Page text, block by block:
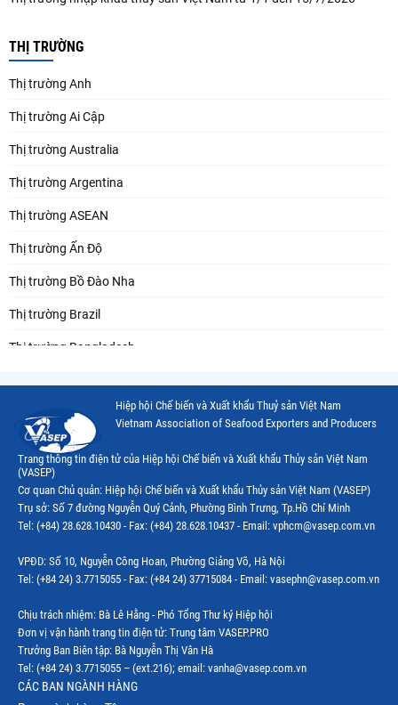
THỊ TRƯỜNG
Thị trường Anh
Thị trường Ai Cập
Thị trường Australia
Thị trường Argentina
Thị trường ASEAN
Thị trường Ấn Độ
Thị trường Bồ Đào Nha
Thị trường Brazil
Thị trường Bangladesh
Thị trường Canada
Thị trường Ecuador
Thị trường EU
Thị trường Indonesia
Thị trường Mỹ
Thị trường Nga
Thị trường Hàn Quốc
Thị trường Nhật Bản
Hiệp hội Chế biến và Xuất khẩu Thuỷ sản Việt Nam
Vietnam Association of Seafood Exporters and Producers
Trang thông tin điện tử của Hiệp hội Chế biến và Xuất khẩu Thủy sản Việt Nam
(VASEP)
Cơ quan Chủ quản: Hiệp hội Chế biến và Xuất khẩu Thủy sản Việt Nam (VASEP)
Trụ sở: Số 7 đường Nguyễn Quý Cảnh, Phường Bình Trưng, Tp.Hồ Chí Minh
Tel: (+84) 28.628.10430 - Fax: (+84) 28.628.10437 - Email: vphcm@vasep.com.vn
VPĐD: Số 10, Nguyễn Công Hoan, Phường Giảng Võ, Hà Nội
Tel: (+84 24) 3.7715055 - Fax: (+84 24) 37715084 - Email: vasephn@vasep.com.vn
Chịu trách nhiệm: Bà Lê Hằng - Phó Tổng Thư ký Hiệp hội
Đơn vị vận hành trang tin điện tử: Trung tâm VASEP.PRO
Trưởng Ban Biên tập: Bà Nguyễn Thị Vân Hà
Tel: (+84 24) 3.7715055 – (ext.216); email: vanha@vasep.com.vn
CÁC BAN NGÀNH HÀNG